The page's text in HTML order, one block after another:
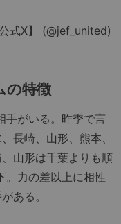
式X】 (@jef_united)
の特徴
がいる。昨季で言
長崎、山形、熊本、
山形は千葉よりも順
。力の差以上に相性
ある。